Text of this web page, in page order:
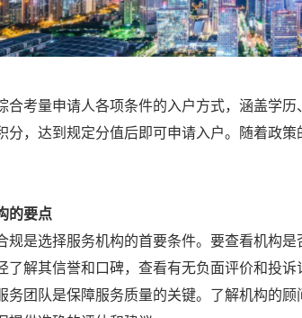
合考量申请人各项条件的入户方式，涵盖学
分，达到规定分值后即可申请入户。随着政
的要点
规是选择服务机构的首要条件。要查看机构
了解其信誉和口碑，查看有无负面评价和投诉
务团队是保障服务质量的关键。了解机构的顾